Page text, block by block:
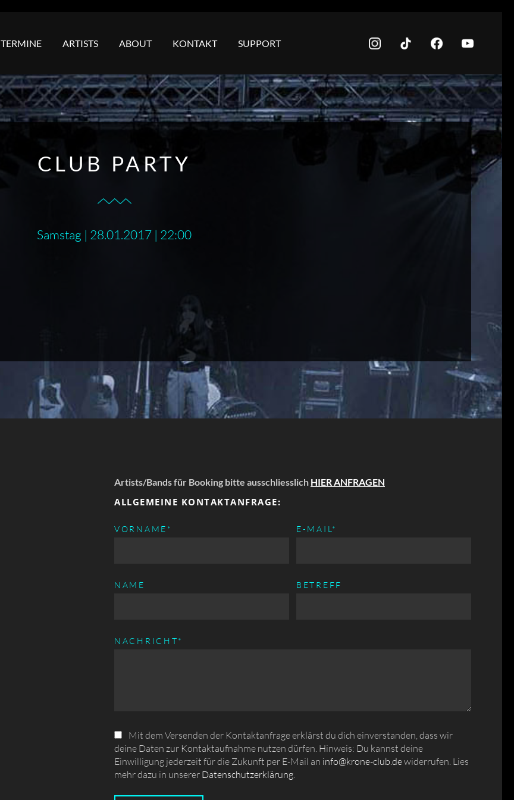
TERMINE ARTISTS ABOUT KONTAKT SUPPORT
CLUB PARTY
Samstag | 28.01.2017 | 22:00
Artists/Bands für Booking bitte ausschliesslich HIER ANFRAGEN
ALLGEMEINE KONTAKTANFRAGE:
PFLICHTFELD
VORNAME *
NAME
PFLICHTFELD
E-MAIL *
BETREFF
PFLICHTFELD
NACHRICHT*
Mit dem Versenden der Kontaktanfrage erklärst du dich einverstanden, dass wir
deine Daten zur Kontaktaufnahme nutzen dürfen. Hinweis: Du kannst deine
Einwilligung jederzeit für die Zukunft per E-Mail an info@krone-club.dewiderrufen. Lies
mehr dazu in unserer Datenschutzerklärung